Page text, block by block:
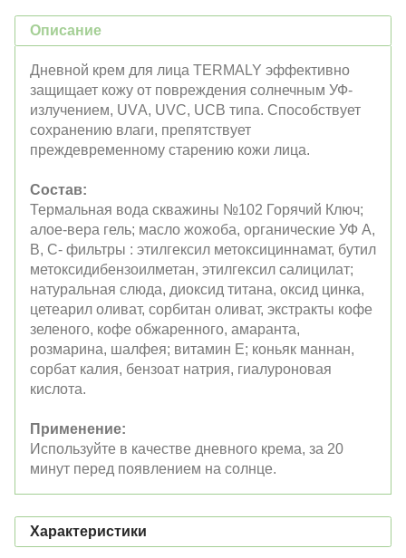
Описание
Дневной крем для лица TERMALY эффективно
защищает кожу от повреждения солнечным УФ-
излучением, UVА, UVC, UCB типа. Способствует
сохранению влаги, препятствует
преждевременному старению кожи лица.
Состав:
Термальная вода скважины №102 Горячий Ключ;
алое-вера гель; масло жожоба, органические УФ А,
В, С- фильтры : этилгексил метоксициннамат, бутил
метоксидибензоилметан, этилгексил салицилат;
натуральная слюда, диоксид титана, оксид цинка,
цетеарил оливат, сорбитан оливат, экстракты кофе
зеленого, кофе обжаренного, амаранта,
розмарина, шалфея; витамин Е; коньяк маннан,
сорбат калия, бензоат натрия, гиалуроновая
кислота.
Применение:
Используйте в качестве дневного крема, за 20
минут перед появлением на солнце.
Характеристики